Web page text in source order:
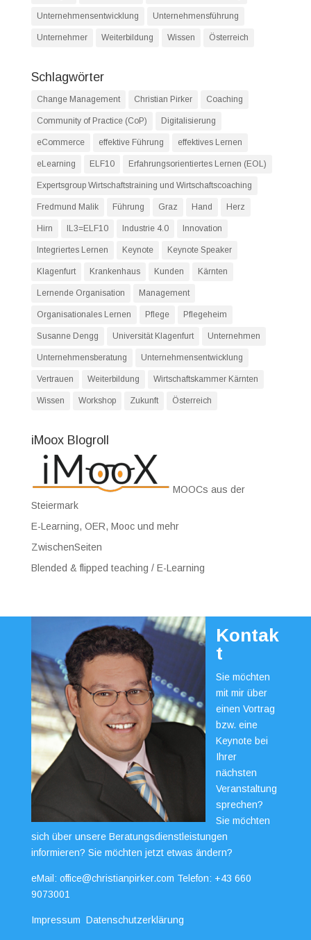
Unternehmensentwicklung Unternehmensführung
Unternehmer Weiterbildung Wissen Österreich
Schlagwörter
Change Management Christian Pirker Coaching
Community of Practice (CoP) Digitalisierung
eCommerce effektive Führung effektives Lernen
eLearning ELF10 Erfahrungsorientiertes Lernen (EOL)
Expertsgroup Wirtschaftstraining und Wirtschaftscoaching
Fredmund Malik Führung Graz Hand Herz
Hirn IL3=ELF10 Industrie 4.0 Innovation
Integriertes Lernen Keynote Keynote Speaker
Klagenfurt Krankenhaus Kunden Kärnten
Lernende Organisation Management
Organisationales Lernen Pflege Pflegeheim
Susanne Dengg Universität Klagenfurt Unternehmen
Unternehmensberatung Unternehmensentwicklung
Vertrauen Weiterbildung Wirtschaftskammer Kärnten
Wissen Workshop Zukunft Österreich
iMoox Blogroll
MOOCs aus der
Steiermark
E-Learning, OER, Mooc und mehr
ZwischenSeiten
Blended & flipped teaching / E-Learning
Kontak
t
Sie möchten
mit mir über
einen Vortrag
bzw. eine
Keynote bei
Ihrer
nächsten
Veranstaltung
sprechen?
Sie möchten
sich über unsere Beratungsdienstleistungen
informieren? Sie möchten jetzt etwas ändern?
eMail: office@christianpirker.com Telefon: +43 660
9073001
Impressum Datenschutzerklärung